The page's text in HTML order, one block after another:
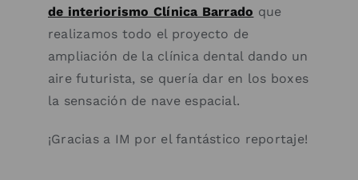
de interiorismo Clínica Barrado que
realizamos todo el proyecto de
ampliación de la clínica dental dando un
aire futurista, se quería dar en los boxes
la sensación de nave espacial.
¡Gracias a IM por el fantástico reportaje!